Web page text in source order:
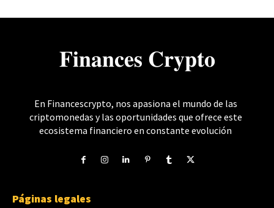
𝐅𝐢𝐧𝐚𝐧𝐜𝐞𝐬 𝐂𝐫𝐲𝐩𝐭𝐨
En Financescrypto, nos apasiona el mundo de las
criptomonedas y las oportunidades que ofrece este
ecosistema financiero en constante evolución
Páginas legales